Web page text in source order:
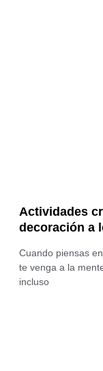
Actividades
decoración a
Cuando piensas
te venga a la
incluso